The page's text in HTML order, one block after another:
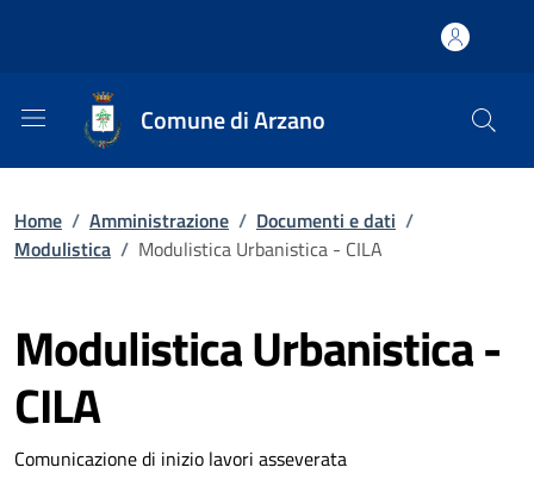
Comune di Arzano
Home / Amministrazione / Documenti e dati /
Modulistica / Modulistica Urbanistica - CILA
Modulistica Urbanistica -
CILA
Comunicazione di inizio lavori asseverata